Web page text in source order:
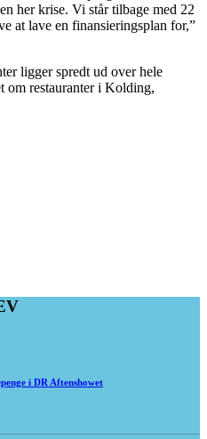
her krise. Vi står tilbage med 22
at lave en finansieringsplan for,”
ligger spredt ud over hele
om restauranter i Kolding,
i DR Aftenshowet